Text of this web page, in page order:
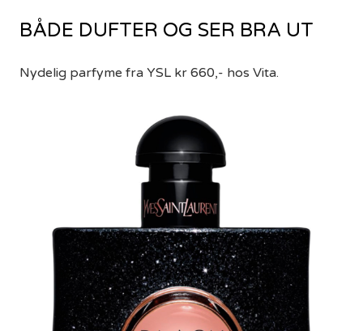
BÅDE DUFTER OG SER BRA UT
Nydelig parfyme fra YSL kr 660,- hos Vita.